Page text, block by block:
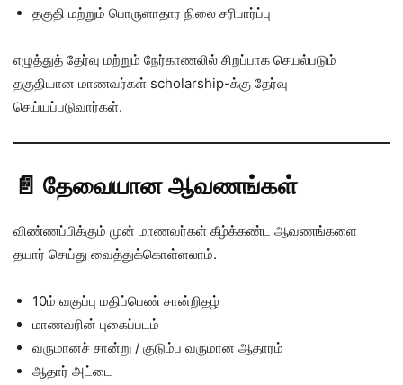
தகுதி மற்றும் பொருளாதார நிலை சரிபார்ப்பு
எழுத்துத் தேர்வு மற்றும் நேர்காணலில் சிறப்பாக செயல்படும்
தகுதியான மாணவர்கள் scholarship-க்கு தேர்வு
செய்யப்படுவார்கள்.
📄 தேவையான ஆவணங்கள்
விண்ணப்பிக்கும் முன் மாணவர்கள் கீழ்க்கண்ட ஆவணங்களை
தயார் செய்து வைத்துக்கொள்ளலாம்.
10ம் வகுப்பு மதிப்பெண் சான்றிதழ்
மாணவரின் புகைப்படம்
வருமானச் சான்று / குடும்ப வருமான ஆதாரம்
ஆதார் அட்டை